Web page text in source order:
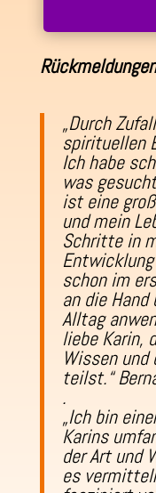
Rückmeldungen
„Durch
spirituellen
Ich habe
was
ist eine
und mein
Schritte in
schon im
an die
Alltag
liebe Karin,
Wissen
teilst.“
.
„Ich bin
Karins
der Art und
es